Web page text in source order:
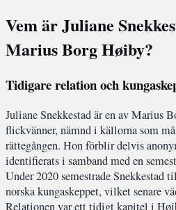
Vem är Juliane
Marius Borg Høiby?
Tidigare relation och
Juliane Snekkestad är en av Marius
flickvänner, nämnd i källorna som
rättegången. Hon förblir delvis
identifierats i samband med en
Under 2020 semestrade Snekkestad
norska kungaskeppet, vilket senare
Relationen var ett tidigt kapitel i